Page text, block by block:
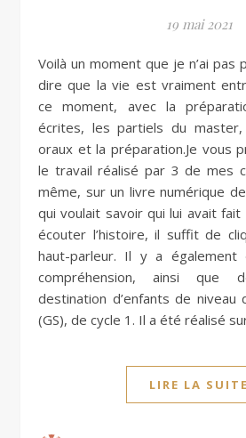
19 mai 2021
Voilà un moment que je n’ai pas posté par ici. Il faut
dire que la vie est vraiment
ce moment, avec la
écrites, les partiels du master,
oraux et la préparation.Je vous
le travail réalisé par 3 de mes
même, sur un livre numérique
qui voulait savoir qui lui avait
écouter l’histoire, il suffit de
haut-parleur. Il y a également
compréhension, ainsi que
destination d’enfants de niveau
(GS), de cycle 1. Il a été réalisé
LIRE LA SUITE